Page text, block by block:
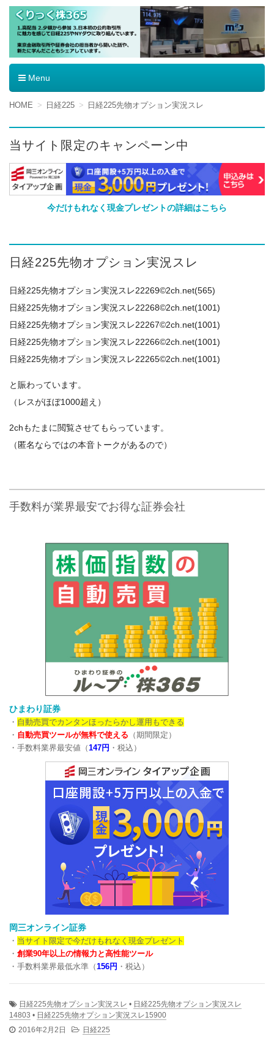
くりっく株365
Menu
コ
テ
ン
ツ
へ
移
動
HOME 日経225 日経225先物オプション実況スレ
当サイト限定のキャンペーン中
今だけもれなく現金プレゼントの詳細はこちら
日経225先物オプション実況スレ
日経225先物オプション実況スレ22269©2ch.net(565)
日経225先物オプション実況スレ22268©2ch.net(1001)
日経225先物オプション実況スレ22267©2ch.net(1001)
日経225先物オプション実況スレ22266©2ch.net(1001)
日経225先物オプション実況スレ22265©2ch.net(1001)
と賑わっています。
（レスがほぼ1000超え）
2chもたまに閲覧させてもらっています。
（匿名ならではの本音トークがあるので）
手数料が業界最安でお得な証券会社
ひまわり証券
・ 自動売買でカンタンほったらかし運用もできる
・ 自動売買ツールが無料で使える （期間限定）
・手数料業界最安値（147円 ・税込）
岡三オンライン証券
・ 当サイト限定で今だけもれなく現金プレゼント
・ 創業90年以上の情報力と高性能ツール
・手数料業界最低水準（156円 ・税込）
日経225先物オプション実況スレ • 日経225先物オプション実況スレ
14803 • 日経225先物オプション実況スレ15900
2016年2月2日
日経225